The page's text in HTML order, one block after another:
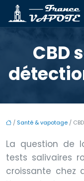
CBD
/ Santé & vapotage /
La question de
tests salivaires
croissante chez